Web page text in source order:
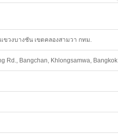
ขวงบางชัน เขตคลองสามวา กทม.
Rd., Bangchan, Khlongsamwa, Bangkok